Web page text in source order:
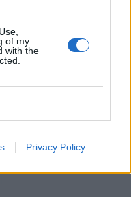
of my
with the
Privacy Policy
helyet!